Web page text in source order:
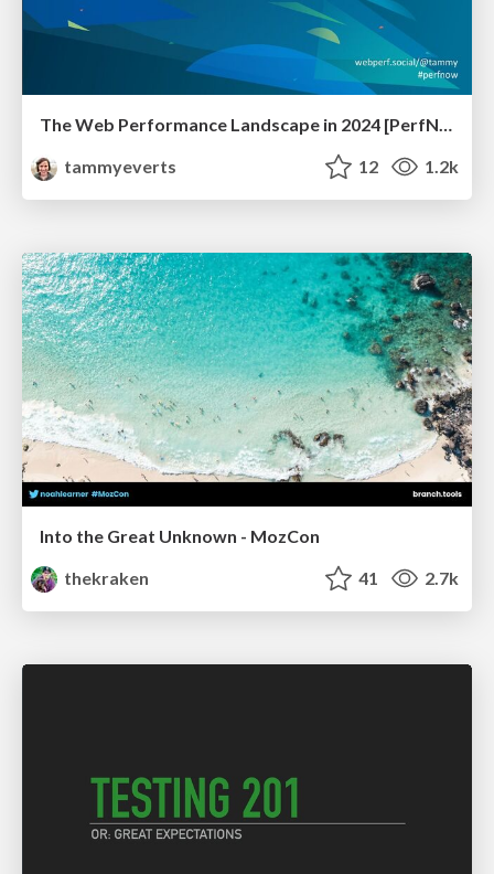
The Web Performance Landscape in 2024 [PerfNow 2024]
tammyeverts
12 1.2k
Into the Great Unknown - MozCon
thekraken
41 2.7k